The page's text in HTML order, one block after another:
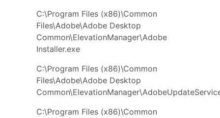
C:\Program Files (x86)\Common
Files\Adobe\Adobe Desktop
Common\ElevationManager\Adobe
Installer.exe
C:\Program Files (x86)\Common
Files\Adobe\Adobe Desktop
C:\Program Files (x86)\Common